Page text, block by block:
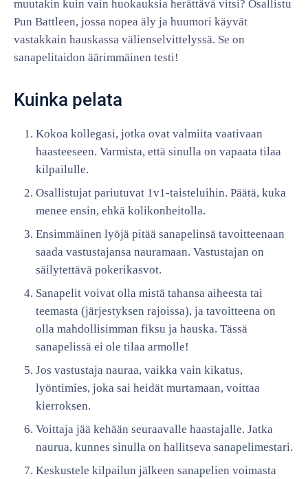
muutakin kuin vain huokauksia herättävä vitsi? Osallistu
Pun Battleen, jossa nopea äly ja huumori käyvät
vastakkain hauskassa välienselvittelyssä. Se on
sanapelitaidon äärimmäinen testi!
Kuinka pelata
Kokoa kollegasi, jotka ovat valmiita vaativaan
haasteeseen. Varmista, että sinulla on vapaata tilaa
kilpailulle.
Osallistujat pariutuvat 1v1-taisteluihin. Päätä, kuka
menee ensin, ehkä kolikonheitolla.
Ensimmäinen lyöjä pitää sanapelinsä tavoitteenaan
saada vastustajansa nauramaan. Vastustajan on
säilytettävä pokerikasvot.
Sanapelit voivat olla mistä tahansa aiheesta tai
teemasta (järjestyksen rajoissa), ja tavoitteena on
olla mahdollisimman fiksu ja hauska. Tässä
sanapelissä ei ole tilaa armolle!
Jos vastustaja nauraa, vaikka vain kikatus,
lyöntimies, joka sai heidät murtamaan, voittaa
kierroksen.
Voittaja jää kehään seuraavalle haastajalle. Jatka
naurua, kunnes sinulla on hallitseva sanapelimestari.
Keskustele kilpailun jälkeen sanapelien voimasta